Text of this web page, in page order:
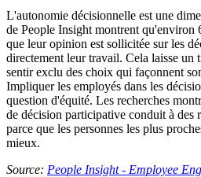
L'autonomie décisionnelle est une
de People Insight montrent qu'environ
que leur opinion est sollicitée sur les
directement leur travail. Cela laisse un
sentir exclu des choix qui façonnent
Impliquer les employés dans les
question d'équité. Les recherches
de décision participative conduit à des
parce que les personnes les plus
mieux.
Source: People Insight - Employee